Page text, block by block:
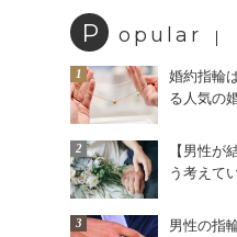
P opular
1
婚約指輪
る人気の
2
【男性が
う考えて
3
男性の指